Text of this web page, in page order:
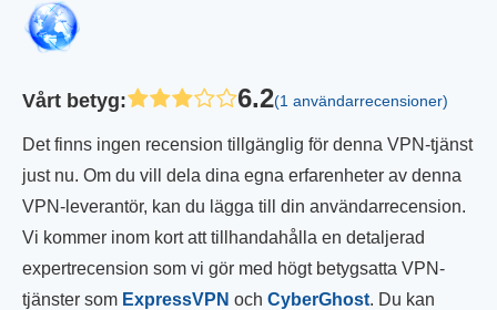
Vårt betyg: 6.2(1 användarrecensioner)
Det finns ingen recension tillgänglig för denna VPN-tjänst
just nu. Om du vill dela dina egna erfarenheter av denna
VPN-leverantör, kan du lägga till din användarrecension.
Vi kommer inom kort att tillhandahålla en detaljerad
expertrecension som vi gör med högt betygsatta VPN-
tjänster som ExpressVPN och CyberGhost. Du kan